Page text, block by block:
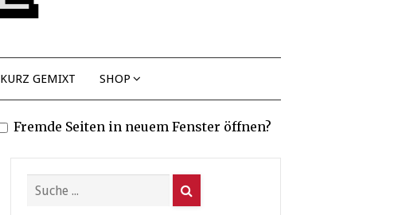
KURZ GEMIXT SHOP
Fremde Seiten in neuem Fenster öffnen?